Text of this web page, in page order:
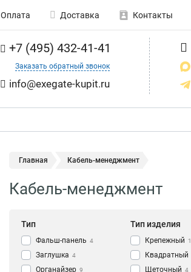
Оплата Доставка Контакты
+7 (495) 432-41-41
Заказать обратный звонок
info@exegate-kupit.ru
Главная Кабель-менеджмент
Кабель-менеджмент
Тип
Фальш-панель 4
Заглушка 4
Органайзер 9
Тип изделия
Крепежный 1
Квадратный
Щеточный 4